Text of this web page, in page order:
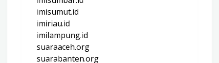
imisumut.id
imiriau.id
imilampung.id
suaraaceh.org
suarabanten.org